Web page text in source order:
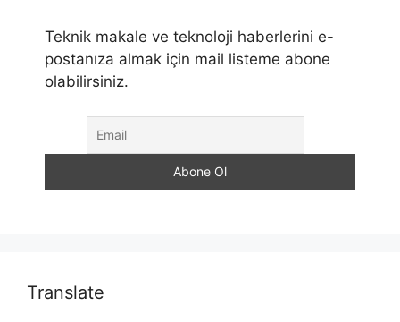
Teknik makale ve teknoloji haberlerini e-
postanıza almak için mail listeme abone
olabilirsiniz.
Translate